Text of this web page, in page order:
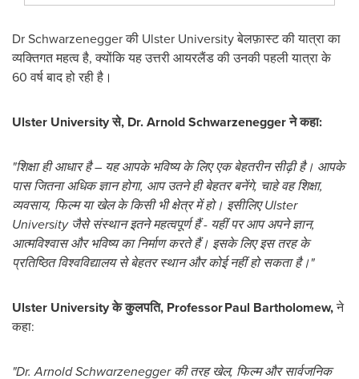
Dr Schwarzenegger की Ulster University बेलफ़ास्ट की यात्रा का
व्यक्तिगत महत्व है, क्योंकि यह उत्तरी आयरलैंड की उनकी पहली यात्रा के
60 वर्ष बाद हो रही है।
Ulster University से, Dr. Arnold Schwarzenegger ने कहा:
"शिक्षा ही आधार है – यह आपके भविष्य के लिए एक बेहतरीन सीढ़ी है। आपके
पास जितना अधिक ज्ञान होगा, आप उतने ही बेहतर बनेंगे, चाहे वह शिक्षा,
व्यवसाय, फिल्म या खेल के किसी भी क्षेत्र में हो। इसीलिए Ulster
University जैसे संस्थान इतने महत्वपूर्ण हैं - यहीं पर आप अपने ज्ञान,
आत्मविश्वास और भविष्य का निर्माण करते हैं। इसके लिए इस तरह के
प्रतिष्ठित विश्वविद्यालय से बेहतर स्थान और कोई नहीं हो सकता है।"
Ulster University के कुलपति, Professor Paul Bartholomew,ने
कहा:
"Dr. Arnold Schwarzenegger की तरह खेल, फिल्म और सार्वजनिक